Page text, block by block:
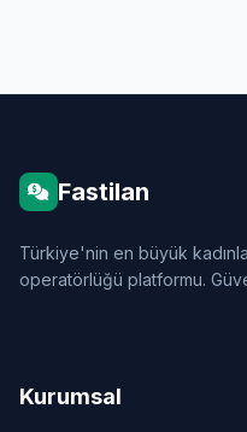
Fastilan
Türkiye'nin en büyük
operatörlüğü platformu.
Kurumsal